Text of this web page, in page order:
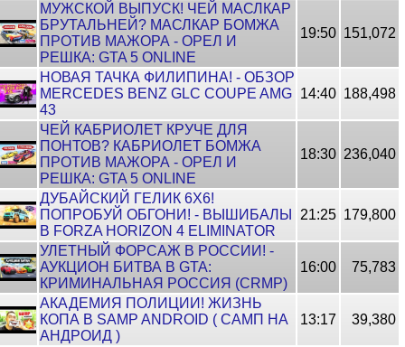
МУЖСКОЙ ВЫПУСК! ЧЕЙ МАСЛКАР
БРУТАЛЬНЕЙ? МАСЛКАР БОМЖА
ПРОТИВ МАЖОРА - ОРЕЛ И
РЕШКА: GTA 5 ONLINE
19:50 151,072
НОВАЯ ТАЧКА ФИЛИПИНА! - ОБЗОР
MERCEDES BENZ GLC COUPE AMG
43
14:40 188,498
ЧЕЙ КАБРИОЛЕТ КРУЧЕ ДЛЯ
ПОНТОВ? КАБРИОЛЕТ БОМЖА
ПРОТИВ МАЖОРА - ОРЕЛ И
РЕШКА: GTA 5 ONLINE
18:30 236,040
ДУБАЙСКИЙ ГЕЛИК 6Х6!
ПОПРОБУЙ ОБГОНИ! - ВЫШИБАЛЫ
В FORZA HORIZON 4 ELIMINATOR
21:25 179,800
УЛЕТНЫЙ ФОРСАЖ В РОССИИ! -
АУКЦИОН БИТВА В GTA:
КРИМИНАЛЬНАЯ РОССИЯ (CRMP)
16:00 75,783
АКАДЕМИЯ ПОЛИЦИИ! ЖИЗНЬ
КОПА В SAMP ANDROID ( САМП НА
АНДРОИД )
13:17 39,380